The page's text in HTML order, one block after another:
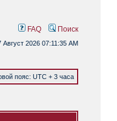
FAQ Поиск
2026 07:11:35 AM
пояс: UTC + 3 часа